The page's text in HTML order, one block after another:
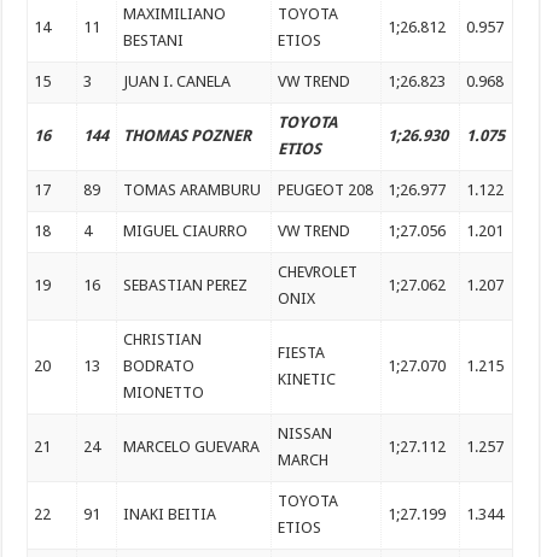
14 11
MAXIMILIANO
BESTANI
TOYOTA
ETIOS
1;26.812 0.957
15 3 JUAN I. CANELA VW TREND 1;26.823 0.968
16 144 THOMAS POZNER
TOYOTA
ETIOS
1;26.930 1.075
17 89 TOMAS ARAMBURU PEUGEOT 208 1;26.977 1.122
18 4 MIGUEL CIAURRO VW TREND 1;27.056 1.201
19 16 SEBASTIAN PEREZ
CHEVROLET
ONIX
1;27.062 1.207
20 13
CHRISTIAN
BODRATO
MIONETTO
FIESTA
KINETIC
1;27.070 1.215
21 24 MARCELO GUEVARA
NISSAN
MARCH
1;27.112 1.257
22 91 INAKI BEITIA
TOYOTA
ETIOS
1;27.199 1.344